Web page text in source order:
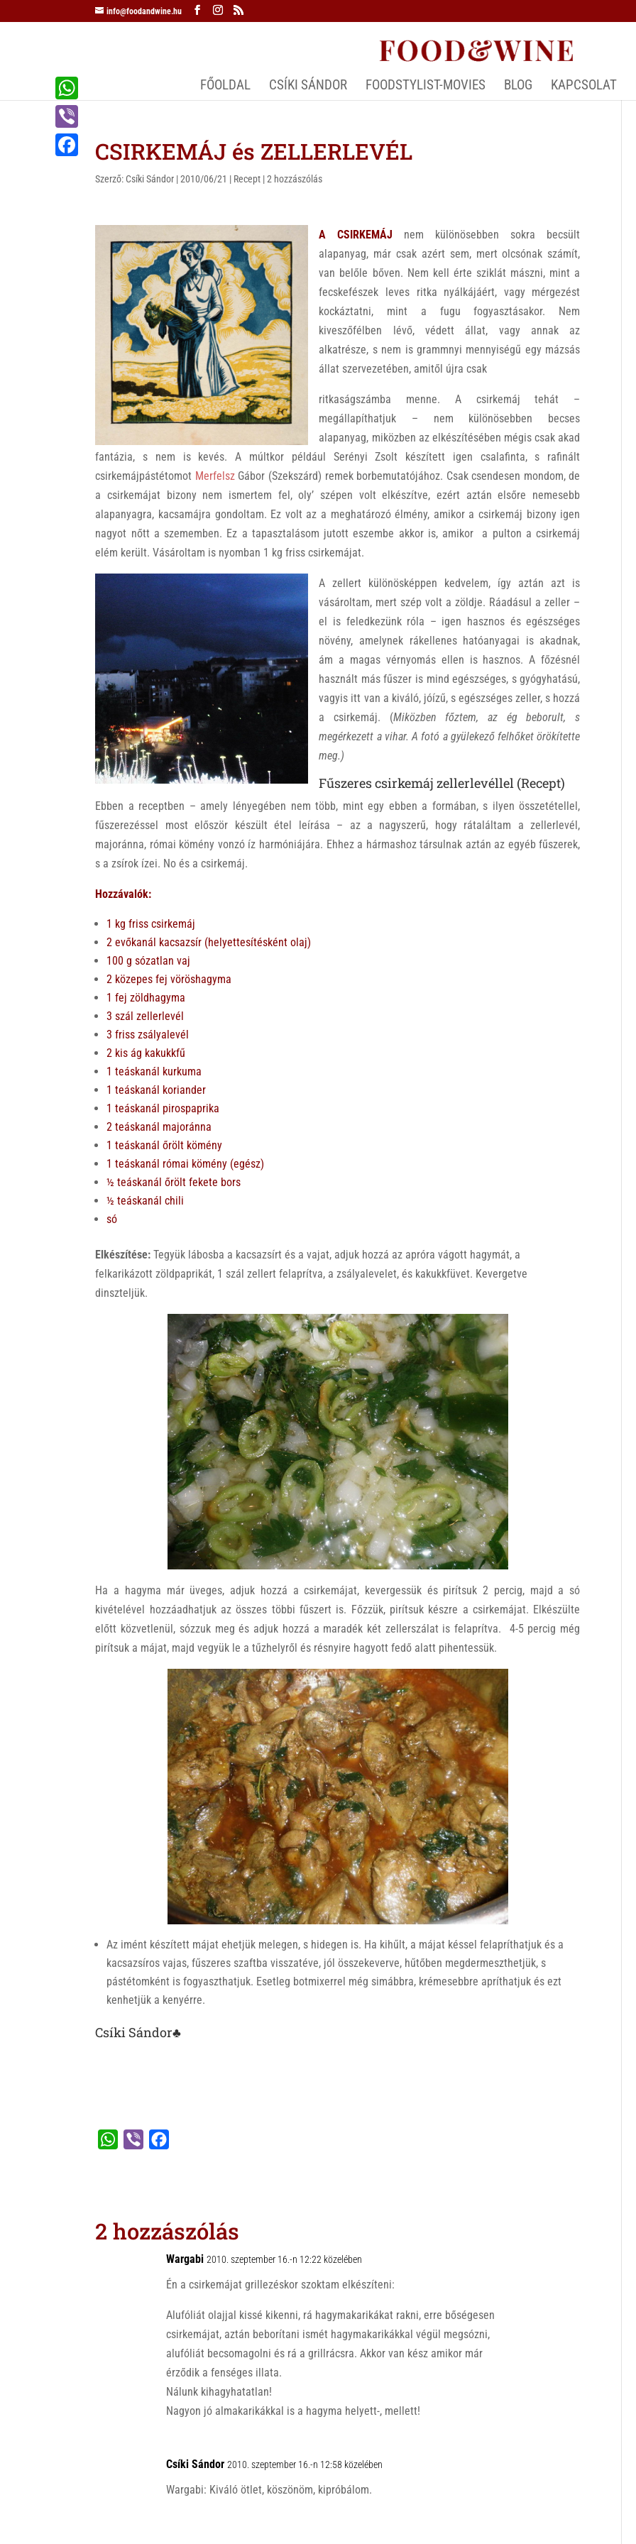
info@foodandwine.hu
FŐOLDAL CSÍKI SÁNDOR FOODSTYLIST-MOVIES BLOG KAPCSOLAT
CSIRKEMÁJ és ZELLERLEVÉL
Szerző: Csíki Sándor |2010/06/21 | Recept |2 hozzászólás
A CSIRKEMÁJ nem különösebben sokra becsült
alapanyag, már csak azért sem, mert olcsónak számít,
van belőle bőven. Nem kell érte sziklát mászni, mint a
fecskefészek leves ritka nyálkájáért, vagy mérgezést
kockáztatni, mint a fugu fogyasztásakor. Nem
kiveszőfélben lévő, védett állat, vagy annak az
alkatrésze, s nem is grammnyi mennyiségű egy mázsás
állat szervezetében, amitől újra csak
ritkaságszámba menne. A csirkemáj tehát –
megállapíthatjuk – nem különösebben becses
alapanyag, miközben az elkészítésében mégis csak akad
fantázia, s nem is kevés. A múltkor például Serényi Zsolt készített igen csalafinta, s rafinált
csirkemájpástétomot Merfelsz Gábor (Szekszárd) remek borbemutatójához. Csak csendesen mondom, de
a csirkemájat bizony nem ismertem fel, oly’ szépen volt elkészítve, ezért aztán elsőre nemesebb
alapanyagra, kacsamájra gondoltam. Ez volt az a meghatározó élmény, amikor a csirkemáj bizony igen
nagyot nőtt a szememben. Ez a tapasztalásom jutott eszembe akkor is, amikor a pulton a csirkemáj
elém került. Vásároltam is nyomban 1 kg friss csirkemájat.
A zellert különösképpen kedvelem, így aztán azt is
vásároltam, mert szép volt a zöldje. Ráadásul a zeller –
el is feledkezünk róla – igen hasznos és egészséges
növény, amelynek rákellenes hatóanyagai is akadnak,
ám a magas vérnyomás ellen is hasznos. A főzésnél
használt más fűszer is mind egészséges, s gyógyhatású,
vagyis itt van a kiváló, jóízű, s egészséges zeller, s hozzá
a csirkemáj. (Miközben főztem, az ég beborult, s
megérkezett a vihar. A fotó a gyülekező felhőket örökítette
meg.)
Fűszeres csirkemáj zellerlevéllel (Recept)
Ebben a receptben – amely lényegében nem több, mint egy ebben a formában, s ilyen összetétellel,
fűszerezéssel most először készült étel leírása – az a nagyszerű, hogy rátaláltam a zellerlevél,
majoránna, római kömény vonzó íz harmóniájára. Ehhez a hármashoz társulnak aztán az egyéb fűszerek,
s a zsírok ízei. No és a csirkemáj.
Hozzávalók:
1 kg friss csirkemáj
2 evőkanál kacsazsír (helyettesítésként olaj)
100 g sózatlan vaj
2 közepes fej vöröshagyma
1 fej zöldhagyma
3 szál zellerlevél
3 friss zsályalevél
2 kis ág kakukkfű
1 teáskanál kurkuma
1 teáskanál koriander
1 teáskanál pirospaprika
2 teáskanál majoránna
1 teáskanál őrölt kömény
1 teáskanál római kömény (egész)
½ teáskanál őrölt fekete bors
½ teáskanál chili
só
Elkészítése: Tegyük lábosba a kacsazsírt és a vajat, adjuk hozzá az apróra vágott hagymát, a
felkarikázott zöldpaprikát, 1 szál zellert felaprítva, a zsályalevelet, és kakukkfüvet. Kevergetve
dinszteljük.
Ha a hagyma már üveges, adjuk hozzá a csirkemájat, kevergessük és pirítsuk 2 percig, majd a só
kivételével hozzáadhatjuk az összes többi fűszert is. Főzzük, pirítsuk készre a csirkemájat. Elkészülte
előtt közvetlenül, sózzuk meg és adjuk hozzá a maradék két zellerszálat is felaprítva. 4-5 percig még
pirítsuk a májat, majd vegyük le a tűzhelyről és résnyire hagyott fedő alatt pihentessük.
Az imént készített májat ehetjük melegen, s hidegen is. Ha kihűlt, a májat késsel felapríthatjuk és a
kacsazsíros vajas, fűszeres szaftba visszatéve, jól összekeverve, hűtőben megdermeszthetjük, s
pástétomként is fogyaszthatjuk. Esetleg botmixerrel még simábbra, krémesebbre apríthatjuk és ezt
kenhetjük a kenyérre.
Csíki Sándor♣
W
A
o
o
k
2 hozzászólás
Wargabi 2010. szeptember 16.-n 12:22 közelében
Én a csirkemájat grillezéskor szoktam elkészíteni:
Alufóliát olajjal kissé kikenni, rá hagymakarikákat rakni, erre bőségesen
csirkemájat, aztán beborítani ismét hagymakarikákkal végül megsózni,
alufóliát becsomagolni és rá a grillrácsra. Akkor van kész amikor már
érződik a fenséges illata.
Nálunk kihagyhatatlan!
Nagyon jó almakarikákkal is a hagyma helyett-, mellett!
Csíki Sándor 2010. szeptember 16.-n 12:58 közelében
Wargabi: Kiváló ötlet, köszönöm, kipróbálom.
W
h
a
V